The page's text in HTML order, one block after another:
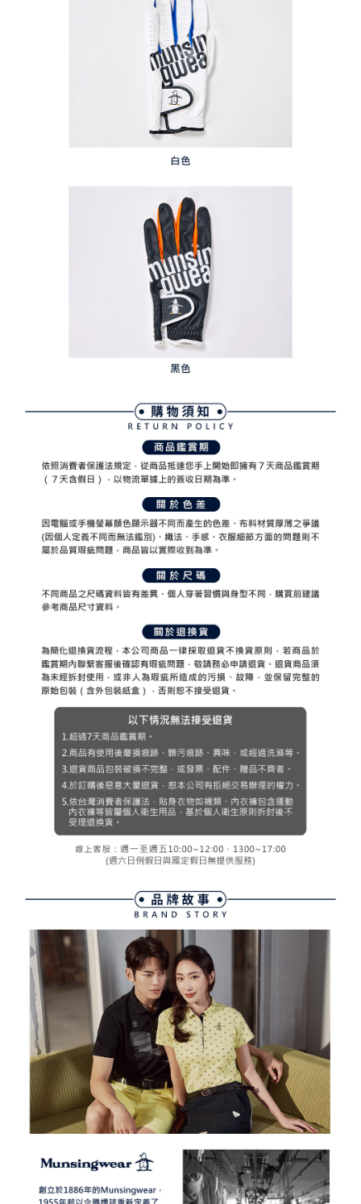
４．使用「AFTEE先享後付」時，將依據個別帳號之用戶狀況，依本公司即
時審查核予不同之上限額度；若仍有額度不足之情形，本公司將視審查結果
５．嚴禁一人註冊多個帳號或使用他人資訊註冊。若發現惡意使用之情形，
恩沛科技股份有限公司將有權停止該用戶之使用額度並採取法律行動。
每筆NT$80，滿NT$2,000(含以上)免運費
每筆NT$280，滿NT$2,000(含以上)免運費